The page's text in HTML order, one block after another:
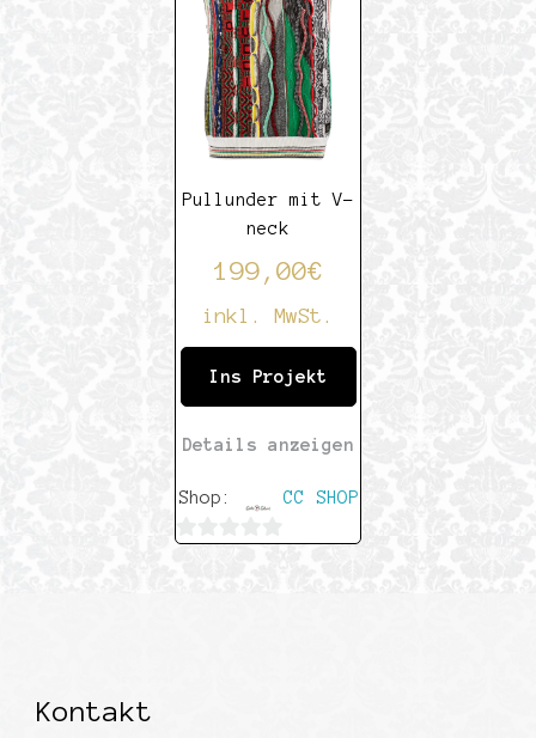
Pullunder mit V-
neck
199,00€
inkl. MwSt.
Ins Projekt
Details anzeigen
Shop: CC SHOP
Kontakt